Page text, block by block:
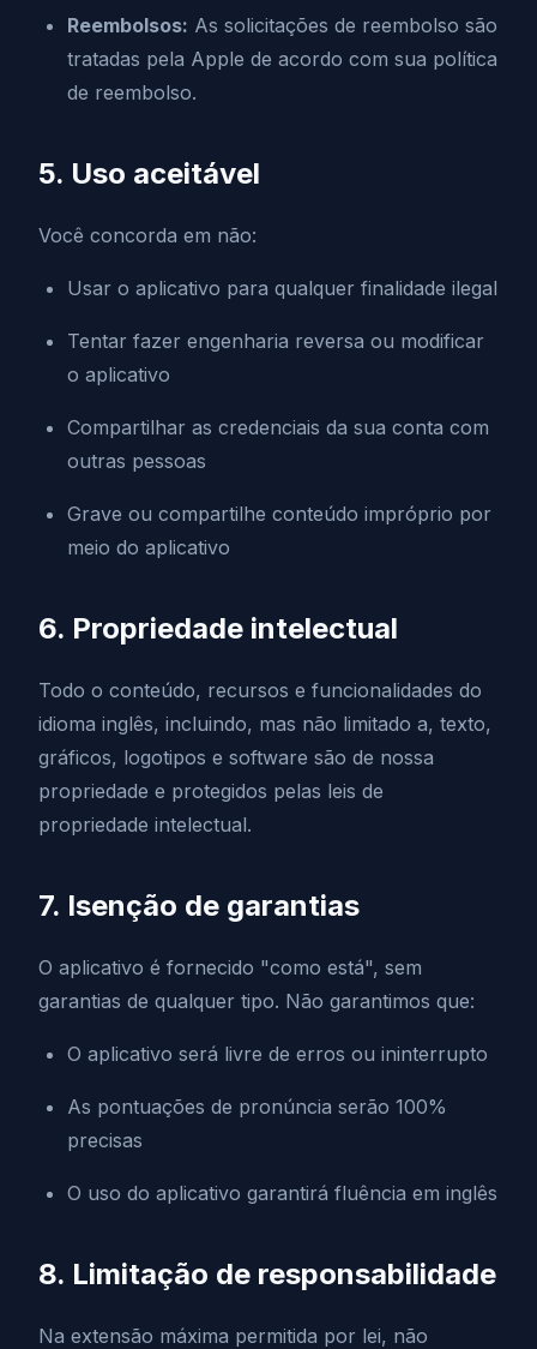
Reembolsos: As solicitações de reembolso são
tratadas pela Apple de acordo com sua política
de reembolso.
5. Uso aceitável
Você concorda em não:
Usar o aplicativo para qualquer finalidade ilegal
Tentar fazer engenharia reversa ou modificar
o aplicativo
Compartilhar as credenciais da sua conta com
outras pessoas
Grave ou compartilhe conteúdo impróprio por
meio do aplicativo
6. Propriedade intelectual
Todo o conteúdo, recursos e funcionalidades do
idioma inglês, incluindo, mas não limitado a, texto,
gráficos, logotipos e software são de nossa
propriedade e protegidos pelas leis de
propriedade intelectual.
7. Isenção de garantias
O aplicativo é fornecido "como está", sem
garantias de qualquer tipo. Não garantimos que:
O aplicativo será livre de erros ou ininterrupto
As pontuações de pronúncia serão 100%
precisas
O uso do aplicativo garantirá fluência em inglês
8. Limitação de responsabilidade
Na extensão máxima permitida por lei, não